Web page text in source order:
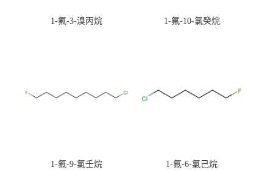
1-氟-3-溴丙烷 1-氟-10-氯癸烷
1-氟-9-氯壬烷 1-氟-6-氯己烷